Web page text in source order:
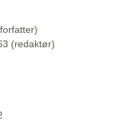
(redaktør)